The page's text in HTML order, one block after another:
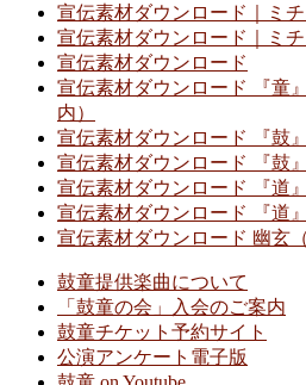
宣伝素材ダウンロード｜ミ
宣伝素材ダウンロード｜ミチ
宣伝素材ダウンロード
宣伝素材ダウンロード 『童
内）
宣伝素材ダウンロード 『鼓
宣伝素材ダウンロード 『鼓
宣伝素材ダウンロード 『道
宣伝素材ダウンロード 『道
宣伝素材ダウンロード 幽玄（
鼓童提供楽曲について
「鼓童の会」入会のご案内
鼓童チケット予約サイト
公演アンケート電子版